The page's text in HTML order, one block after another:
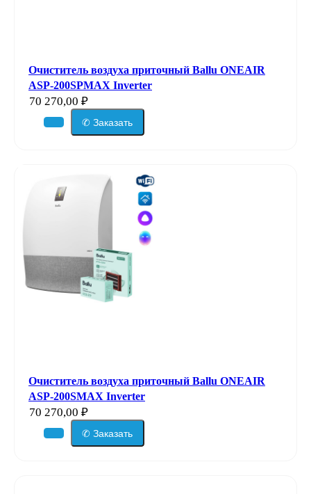
Очиститель воздуха приточный Ballu ONEAIR
ASP-200SPMAX Inverter
70 270,00 ₽
✆ Заказать
Очиститель воздуха приточный Ballu ONEAIR
ASP-200SMAX Inverter
70 270,00 ₽
✆ Заказать